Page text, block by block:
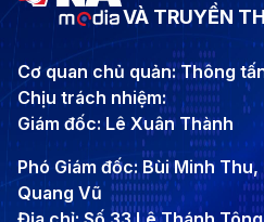
VÀ TRUYỀN
Cơ quan chủ quản: Thông
Chịu trách nhiệm:
Giám đốc: Lê Xuân Thành
Phó Giám đốc: Bùi Minh
Quang Vũ